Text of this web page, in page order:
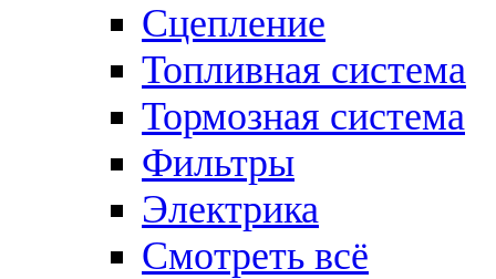
Сцепление
Топливная система
Тормозная система
Фильтры
Электрика
Смотреть всё